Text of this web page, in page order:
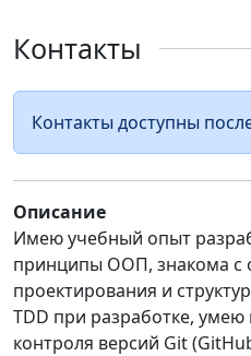
Контакты
Контакты доступны
Описание
Имею учебный опыт
принципы ООП, знакома с
проектирования и
TDD при разработке,
контроля версий Git